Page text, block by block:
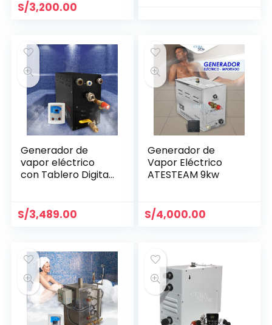
S/3,200.00
Generador de
vapor eléctrico
con Tablero Digital
S/3,489.00
Generador de
Vapor Eléctrico
ATESTEAM 9kw
S/4,000.00